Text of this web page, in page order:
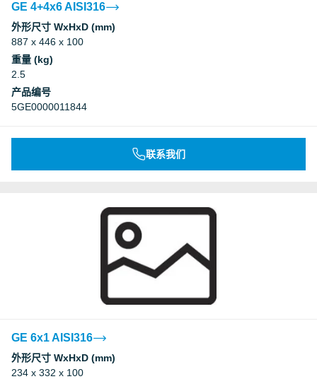
GE 4+4x6 AISI316
外形尺寸 WxHxD (mm)
887 x 446 x 100
重量 (kg)
2.5
产品编号
5GE0000011844
联系我们
GE 6x1 AISI316
外形尺寸 WxHxD (mm)
234 x 332 x 100